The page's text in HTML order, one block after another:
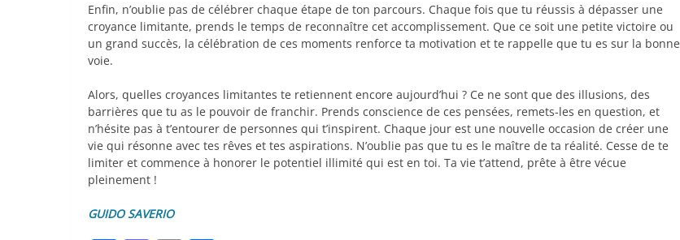
Enfin, n’oublie pas de célébrer chaque étape de ton parcours. Chaque fois que tu réussis à dépasser une
croyance limitante, prends le temps de reconnaître cet accomplissement. Que ce soit une petite victoire ou
un grand succès, la célébration de ces moments renforce ta motivation et te rappelle que tu es sur la bonne
voie.
Alors, quelles croyances limitantes te retiennent encore aujourd’hui ? Ce ne sont que des illusions, des
barrières que tu as le pouvoir de franchir. Prends conscience de ces pensées, remets-les en question, et
n’hésite pas à t’entourer de personnes qui t’inspirent. Chaque jour est une nouvelle occasion de créer une
vie qui résonne avec tes rêves et tes aspirations. N’oublie pas que tu es le maître de ta réalité. Cesse de te
limiter et commence à honorer le potentiel illimité qui est en toi. Ta vie t’attend, prête à être vécue
pleinement !
GUIDO SAVERIO